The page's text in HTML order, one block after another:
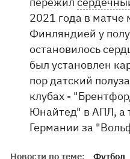
2021 года в
Финляндией у
остановилось
был установлен
пор датский
клубах -
Юнайтед" в АПЛ, а
Германии за
Новости по теме: Футбол